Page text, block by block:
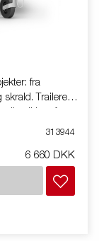
fra
skrald. Traileren
dig sikkert frem
lodret position for
313944
6 660 DKK